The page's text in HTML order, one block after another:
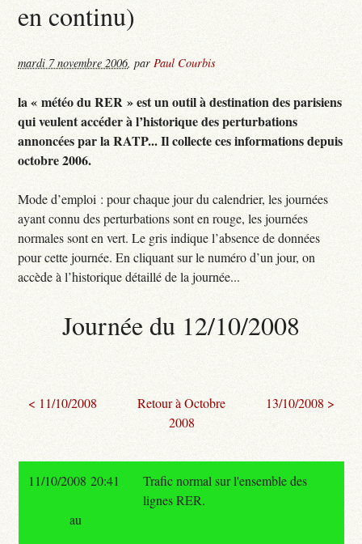
en continu)
mardi 7 novembre 2006,parPaul Courbis
la « météo du RER » est un outil à destination des parisiens
qui veulent accéder à l’historique des perturbations
annoncées par la RATP... Il collecte ces informations depuis
octobre 2006.
Mode d’emploi : pour chaque jour du calendrier, les journées
ayant connu des perturbations sont en rouge, les journées
normales sont en vert. Le gris indique l’absence de données
pour cette journée. En cliquant sur le numéro d’un jour, on
accède à l’historique détaillé de la journée...
Journée du 12/10/2008
< 11/10/2008
Retour à Octobre
2008
13/10/2008 >
11/10/2008 20:41
Trafic normal sur l'ensemble des
lignes RER.
au